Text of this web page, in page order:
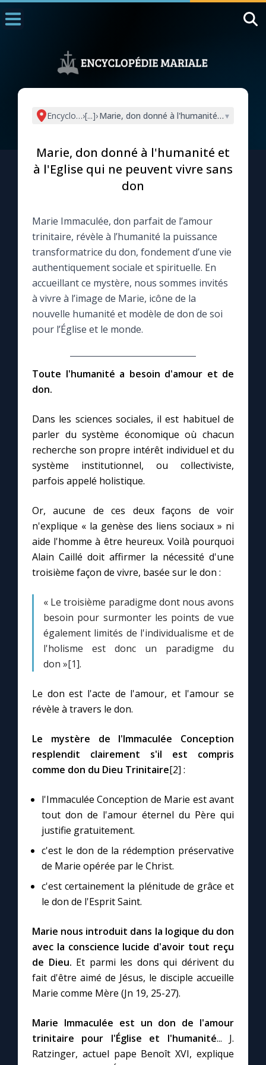
L'actualité de la semaine
La newsletter
La vidéo de la semaine
Le compte Tiktok
Le magazine
Questions-réponses
Prier au quotidien
Avec Thérèse de Lisieux
Les premiers samedis du mois
Marie qui défait les nœuds
Me consacrer à Jésus par Marie
Mes intentions de prière
Une Minute avec Marie
Une neuvaine
À la une
1000 Raisons de Croire
Chapelet pour le monde
Contact
Faire un don
Marie de Nazareth
Encyclopédie mariale
›[...]›Marie, don donné à l'humanité et à
▾
Marie, don donné à l'humanité et
à l'Eglise qui ne peuvent vivre sans
don
Marie Immaculée, don parfait de l’amour
trinitaire, révèle à l’humanité la puissance
transformatrice du don, fondement d’une vie
authentiquement sociale et spirituelle. En
accueillant ce mystère, nous sommes invités
à vivre à l’image de Marie, icône de la
nouvelle humanité et modèle de don de soi
pour l’Église et le monde.
Toute l'humanité a besoin d'amour et de
don.
Dans les sciences sociales, il est habituel de
parler du système économique où chacun
recherche son propre intérêt individuel et du
système institutionnel, ou collectiviste,
parfois appelé holistique.
Or, aucune de ces deux façons de voir
n'explique « la genèse des liens sociaux » ni
aide l'homme à être heureux. Voilà pourquoi
Alain Caillé doit affirmer la nécessité d'une
troisième façon de vivre, basée sur le don :
« Le troisième paradigme dont nous avons
besoin pour surmonter les points de vue
également limités de l'individualisme et de
l'holisme est donc un paradigme du
don »[1].
Le don est l'acte de l'amour, et l'amour se
révèle à travers le don.
Le mystère de l'Immaculée Conception
resplendit clairement s'il est compris
comme don du Dieu Trinitaire[2] :
l'Immaculée Conception de Marie est avant
tout don de l'amour éternel du Père qui
justifie gratuitement.
c'est le don de la rédemption préservative
de Marie opérée par le Christ.
c'est certainement la plénitude de grâce et
le don de l'Esprit Saint.
Marie nous introduit dans la logique du don
avec la conscience lucide d'avoir tout reçu
de Dieu. Et parmi les dons qui dérivent du
fait d'être aimé de Jésus, le disciple accueille
Marie comme Mère (Jn 19, 25-27).
Marie Immaculée est un don de l'amour
trinitaire pour l'Église et l'humanité... J.
Ratzinger, actuel pape Benoît XVI, explique